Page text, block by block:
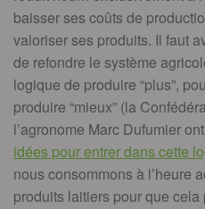
baisser ses coûts de
valoriser ses produits. Il faut
de refondre le système
logique de produire “plus”,
produire “mieux” (la
l’agronome Marc Dufumier
idées pour entrer dans cette
nous consommons à l’heure
produits laitiers pour que